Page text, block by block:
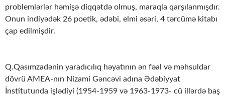
problemlərlər həmişə diqqətdə olmuş, maraqla qarşılanmışdır.
Onun indiyədək 26 poetik, ədəbi, elmi əsəri, 4 tərcümə kitabı
çap edilmişdir.
Q.Qasımzadənin yaradıcılıq həyatının ən fəal və məhsuldar
dövrü AMEA-nın Nizami Gəncəvi adına Ədəbiyyat
İnstitutunda işlədiyi (1954-1959 və 1963-1973- cü illərdə baş